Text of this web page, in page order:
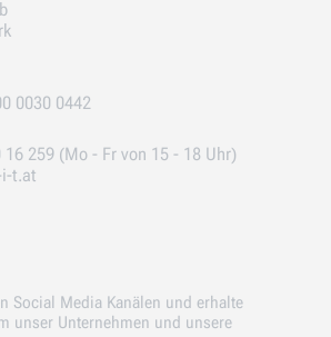
0030 0442
259 (Mo - Fr von 15 - 18 Uhr)
t.at
Social Media Kanälen und erhalte
unser Unternehmen und unsere